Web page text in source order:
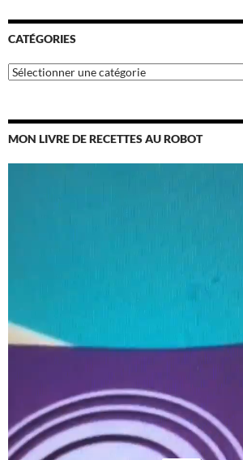
CATÉGORIES
Catégories
MON LIVRE DE RECETTES AU ROBOT